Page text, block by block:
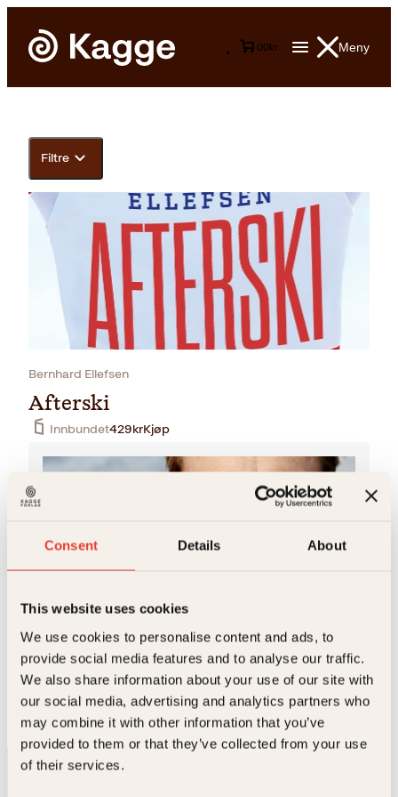
Consent Details About
This website uses cookies
We use cookies to personalise content and ads, to
provide social media features and to analyse our traffic.
We also share information about your use of our site with
our social media, advertising and analytics partners who
may combine it with other information that you’ve
provided to them or that they’ve collected from your use
of their services.
Meny
00kr
Filtre
Bernhard Ellefsen
Afterski
Innbundet429krKjøp
Bernhard Ellefsen
Bernhard Ellefsen (f. 1984) er kulturredaktør i
Morgenbladet, hvor han også har vært litteraturkritiker i
en årrekke. Han er kåret til Årets kritiker av…